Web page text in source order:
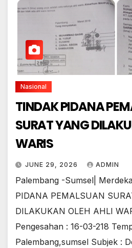
Nasional
TINDAK PIDANA
SURAT YANG
WARIS
JUNE 29, 2026 ADMIN
Palembang -Sumsel|
PIDANA PEMALSUAN
DILAKUKAN OLEH AHLI
Pengesahan : 16-03-218
Palembang,sumsel Subjek :